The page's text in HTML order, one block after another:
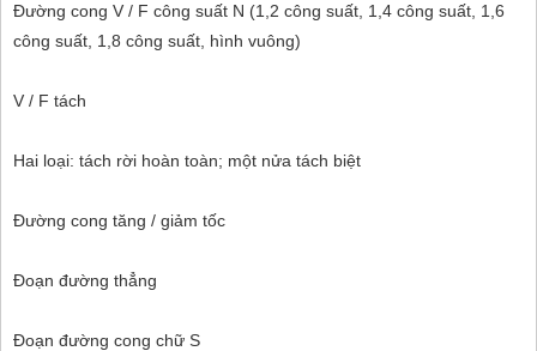
Đường cong V / F công suất N (1,2 công suất, 1,4 công suất, 1,6
công suất, 1,8 công suất, hình vuông)
V / F tách
Hai loại: tách rời hoàn toàn; một nửa tách biệt
Đường cong tăng / giảm tốc
Đoạn đường thẳng
Đoạn đường cong chữ S